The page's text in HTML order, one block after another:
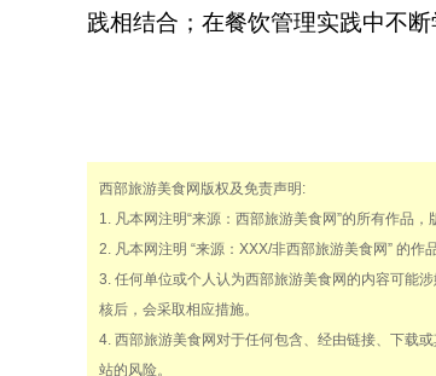
践相结合；在餐饮管理实践中不
西部旅游美食网版权及免责声明:
1. 凡本网注明“来源：西部旅游美食网”的所有作品
2. 凡本网注明 “来源：XXX/非西部旅游美食网” 的
3. 任何单位或个人认为西部旅游美食网的内容可能
核后，会采取相应措施。
4. 西部旅游美食网对于任何包含、经由链接、下载
站的风险。